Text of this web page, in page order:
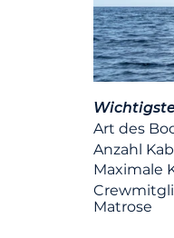
Art des
Anzahl
Maximale
Matrose